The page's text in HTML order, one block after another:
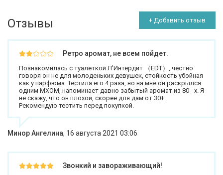
Отзывы + Добавить отзыв
Ретро аромат, не всем пойдет.
Познакомилась с туалеткой Л'Интердит （EDT）, честно
говоря он не для молоденьких девушек, стойкость убойная
как у парфюма. Тестила его 4 раза, но на мне он раскрылся
одним МХОМ, напоминает давно забытый аромат из 80 - х. Я
не скажу, что он плохой, скорее для дам от 30+.
Рекомендую тестить перед покупкой.
Минор Ангелина, 16 августа 2021 03:06
Звонкий и завораживающий!